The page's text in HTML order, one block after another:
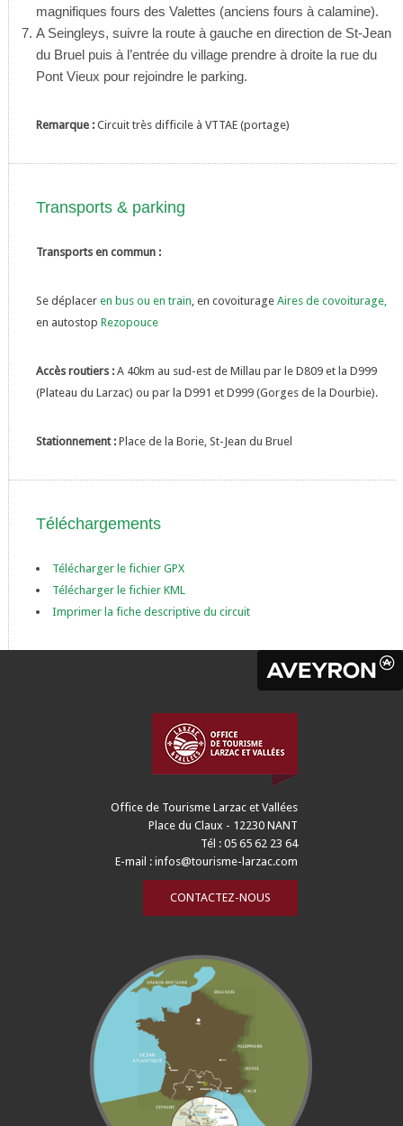
magnifiques fours des Valettes (anciens fours à calamine).
A Seingleys, suivre la route à gauche en direction de St-Jean
du Bruel puis à l’entrée du village prendre à droite la rue du
Pont Vieux pour rejoindre le parking.
Remarque : Circuit très difficile à VTTAE (portage)
Transports & parking
Transports en commun :
Se déplacer en bus ou en train, en covoiturage Aires de covoiturage,
en autostop Rezopouce
Accès routiers : A 40km au sud-est de Millau par le D809 et la D999
(Plateau du Larzac) ou par la D991 et D999 (Gorges de la Dourbie).
Stationnement : Place de la Borie, St-Jean du Bruel
Téléchargements
Télécharger le fichier GPX
Télécharger le fichier KML
Imprimer la fiche descriptive du circuit
Office de Tourisme Larzac et Vallées
Place du Claux - 12230 NANT
Tél : 05 65 62 23 64
E-mail :infos@tourisme-larzac.com
CONTACTEZ-NOUS